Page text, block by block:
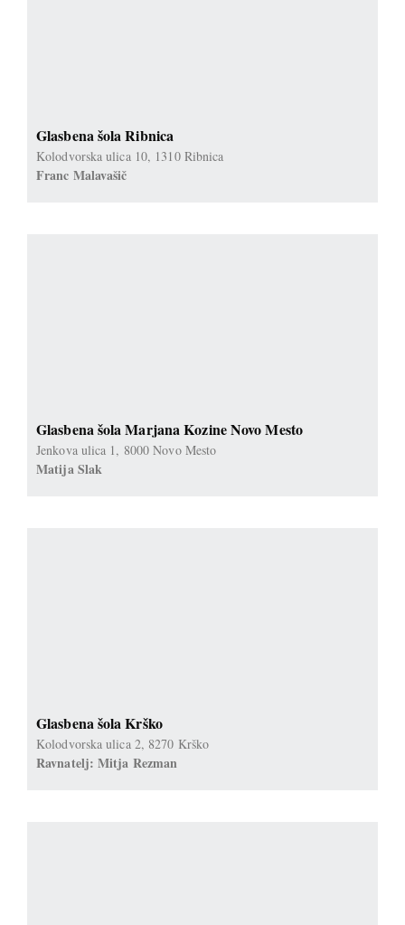
Glasbena šola Ribnica
Kolodvorska ulica 10, 1310 Ribnica
Franc Malavašič
Glasbena šola Marjana Kozine Novo Mesto
Jenkova ulica 1, 8000 Novo Mesto
Matija Slak
Glasbena šola Krško
Kolodvorska ulica 2, 8270 Krško
Ravnatelj: Mitja Rezman